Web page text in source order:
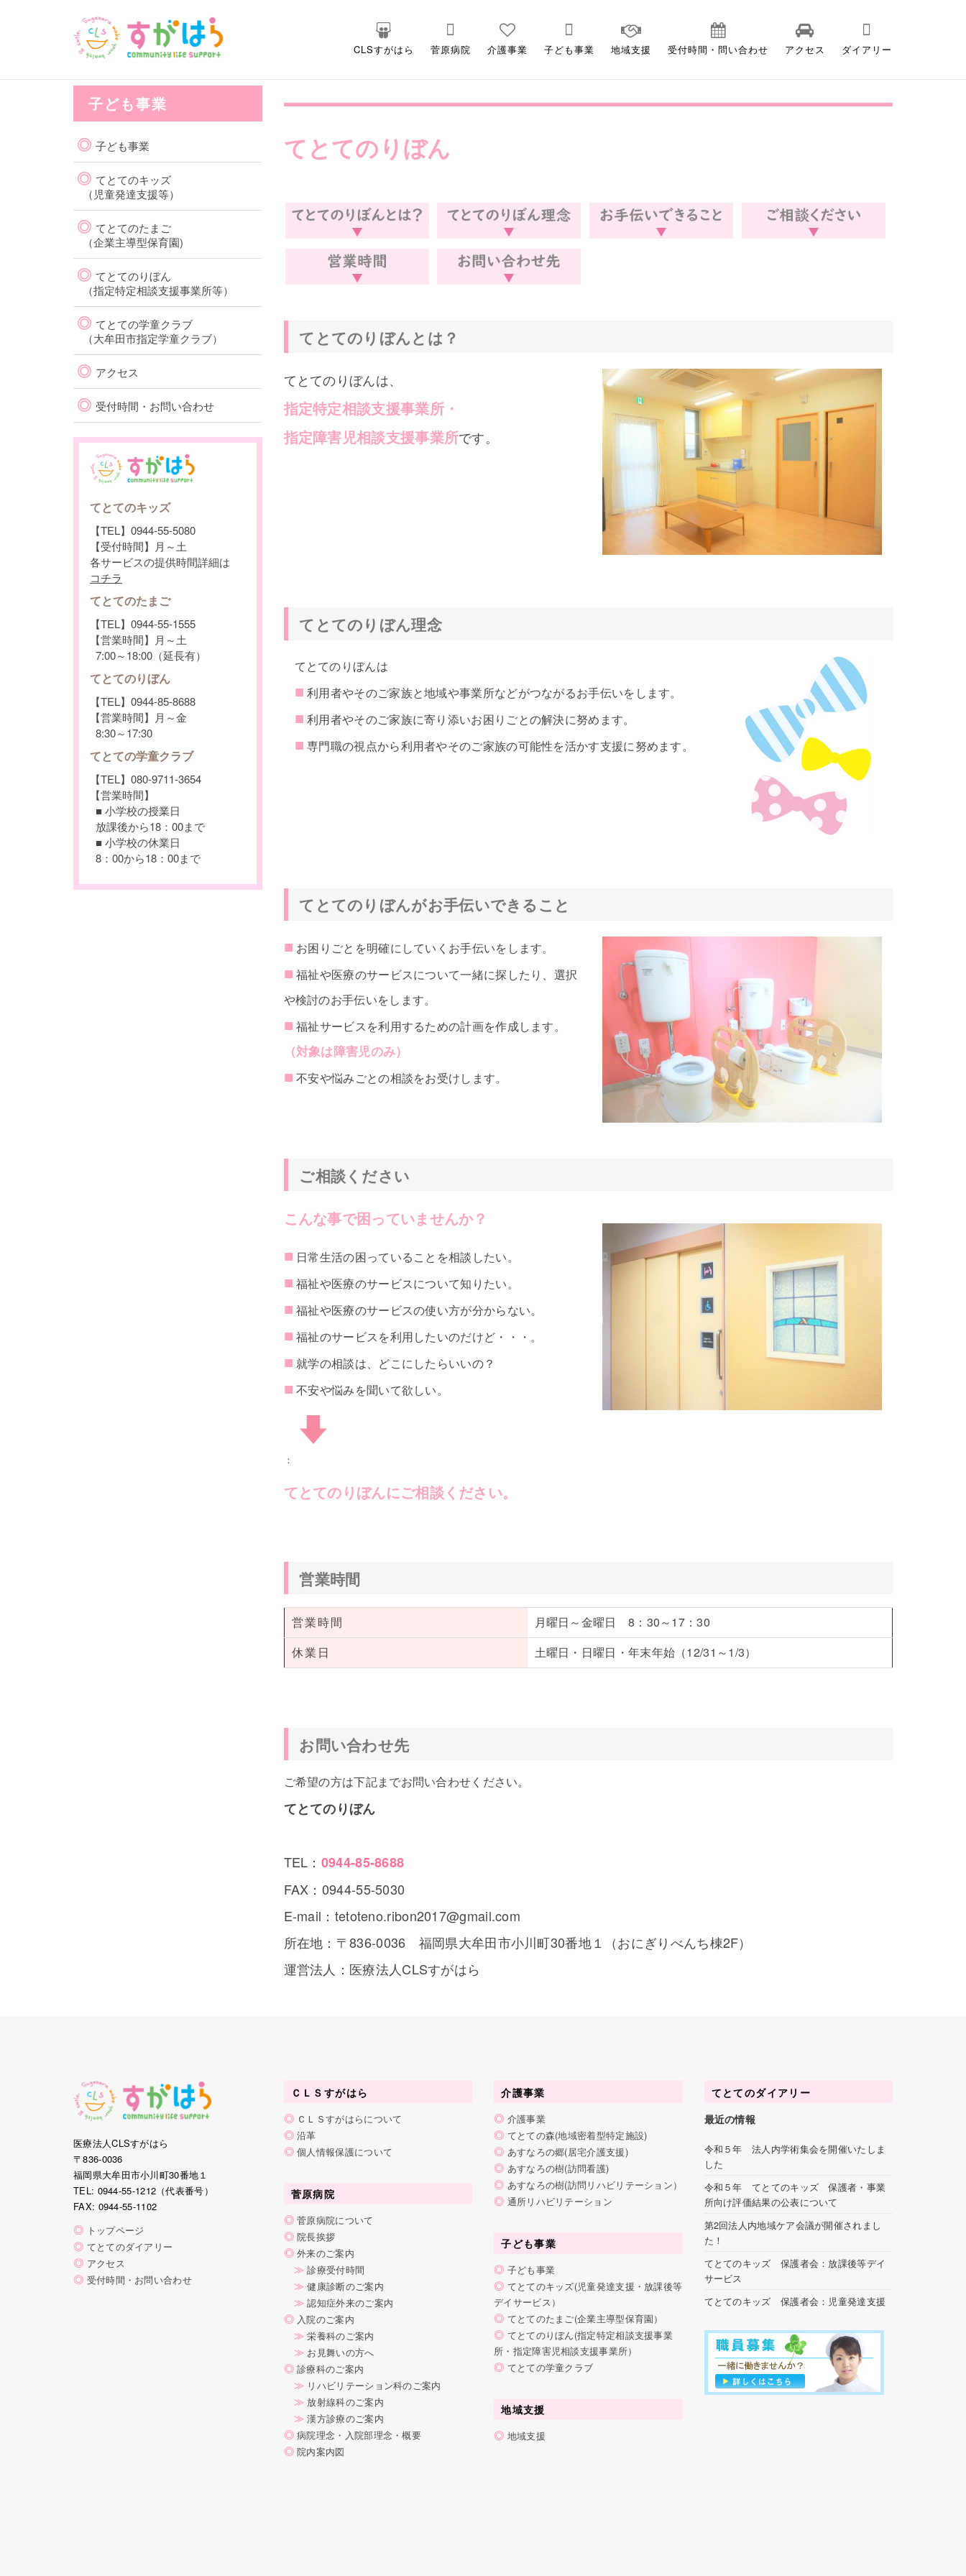
CLSすがはら 菅原病院 介護事業 子ども事業 地域支援 受付時間・問い合わせ アクセス ダイアリー
てとてのりぼん
てとてのりぼんとは？
てとてのりぼんは、
指定特定相談支援事業所・
指定障害児相談支援事業所です。
てとてのりぼん理念
てとてのりぼんは
■ 利用者やそのご家族と地域や事業所などがつながるお手伝いをします。
■ 利用者やそのご家族に寄り添いお困りごとの解決に努めます。
■ 専門職の視点から利用者やそのご家族の可能性を活かす支援に努めます。
てとてのりぼんがお手伝いできること
■ お困りごとを明確にしていくお手伝いをします。
■ 福祉や医療のサービスについて一緒に探したり、選択
や検討のお手伝いをします。
■ 福祉サービスを利用するための計画を作成します。
（対象は障害児のみ）
■ 不安や悩みごとの相談をお受けします。
ご相談ください
こんな事で困っていませんか？
■ 日常生活の困っていることを相談したい。
■ 福祉や医療のサービスについて知りたい。
■ 福祉や医療のサービスの使い方が分からない。
■ 福祉のサービスを利用したいのだけど・・・。
■ 就学の相談は、どこにしたらいいの？
■ 不安や悩みを聞いて欲しい。
：
てとてのりぼんにご相談ください。
営業時間
営業時間
月曜日～金曜日 8：30～17：30
休業日
土曜日・日曜日・年末年始（12/31～1/3）
お問い合わせ先
ご希望の方は下記までお問い合わせください。
てとてのりぼん
TEL： 0944-85-8688
FAX：0944-55-5030
E-mail：tetoteno.ribon2017@gmail.com
所在地：〒836-0036 福岡県大牟田市小川町30番地１（おにぎりべんち棟2F）
運営法人：医療法人CLSすがはら
子ども事業
◎ 子ども事業
◎ てとてのキッズ
（児童発達支援等）
◎ てとてのたまご
（企業主導型保育園)
◎ てとてのりぼん
（指定特定相談支援事業所等）
◎ てとての学童クラブ
（大牟田市指定学童クラブ）
◎ アクセス
◎ 受付時間・お問い合わせ
てとてのキッズ
【TEL】0944-55-5080
【受付時間】月～土
各サービスの提供時間詳細は
コチラ
てとてのたまご
【TEL】0944-55-1555
【営業時間】月～土
7:00～18:00（延長有）
てとてのりぼん
【TEL】0944-85-8688
【営業時間】月～金
8:30～17:30
てとての学童クラブ
【TEL】080-9711-3654
【営業時間】
■ 小学校の授業日
放課後から18：00まで
■ 小学校の休業日
8：00から18：00まで
医療法人CLSすがはら
〒836-0036
福岡県大牟田市小川町30番地１
TEL: 0944-55-1212（代表番号）
FAX: 0944-55-1102
◎ トップページ
◎ てとてのダイアリー
◎ アクセス
◎ 受付時間・お問い合わせ
ＣＬＳすがはら
◎ ＣＬＳすがはらについて
◎沿革
◎個人情報保護について
菅原病院
◎菅原病院について
◎院長挨拶
◎外来のご案内
≫診療受付時間
≫健康診断のご案内
≫認知症外来のご案内
◎ 入院のご案内
≫栄養科のご案内
≫ お見舞いの方へ
◎診療科のご案内
≫ リハビリテーション科のご案内
≫ 放射線科のご案内
≫漢方診療のご案内
◎病院理念・入院部理念・概要
◎院内案内図
介護事業
◎ 介護事業
◎ てとての森(地域密着型特定施設)
◎ あすなろの郷(居宅介護支援)
◎ あすなろの樹(訪問看護)
◎ あすなろの樹(訪問リハビリテーション）
◎ 通所リハビリテーション
子ども事業
◎ 子ども事業
◎ てとてのキッズ(児童発達支援・放課後等
デイサービス）
◎ てとてのたまご(企業主導型保育園）
◎ てとてのりぼん(指定特定相談支援事業
所・指定障害児相談支援事業所）
◎ てとての学童クラブ
地域支援
◎ 地域支援
てとてのダイアリー
最近の情報
令和５年 法人内学術集会を開催いたしま
した
令和５年 てとてのキッズ 保護者・事業
所向け評価結果の公表について
第2回法人内地域ケア会議が開催されまし
た！
てとてのキッズ 保護者会：放課後等デイ
サービス
てとてのキッズ 保護者会：児童発達支援